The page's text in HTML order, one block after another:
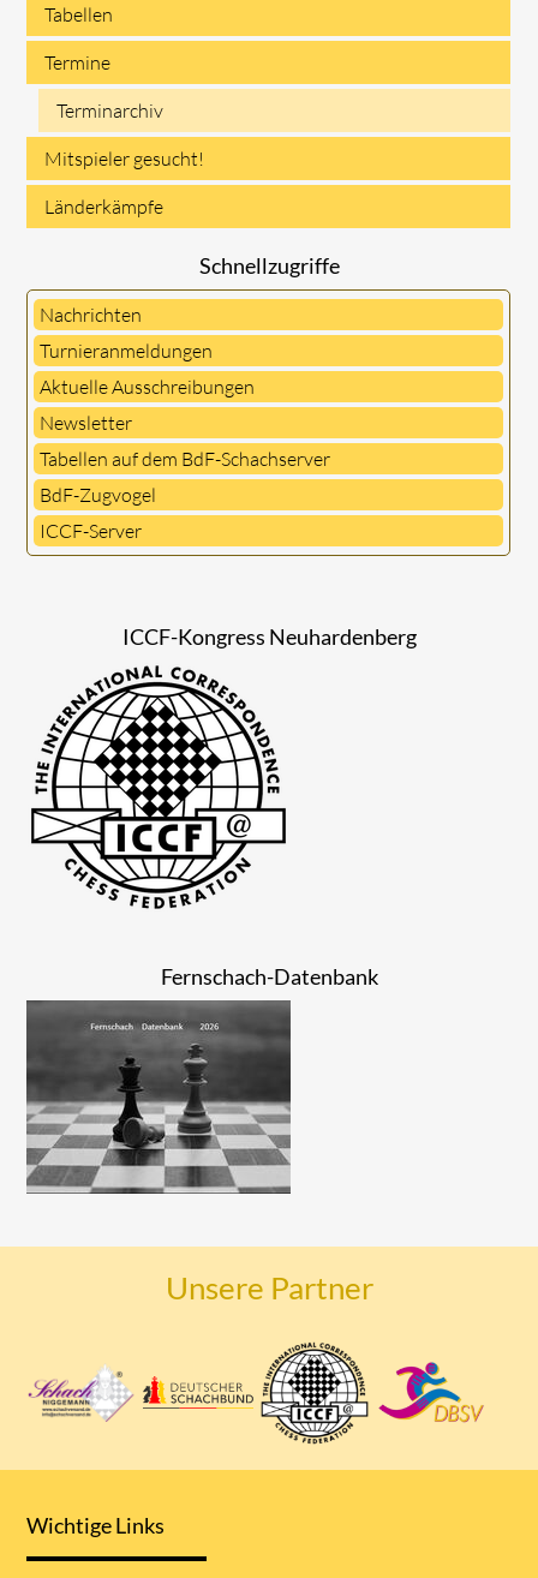
Tabellen
Termine
Terminarchiv
Mitspieler gesucht!
Länderkämpfe
Schnellzugriffe
Nachrichten
Turnieranmeldungen
Aktuelle Ausschreibungen
Newsletter
Tabellen auf dem BdF-Schachserver
BdF-Zugvogel
ICCF-Server
ICCF-Kongress Neuhardenberg
Fernschach-Datenbank
Unsere Partner
Wichtige Links